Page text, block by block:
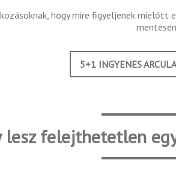
hogy mire figyeljenek
5+1 INGYENES
lesz felejthetetlen